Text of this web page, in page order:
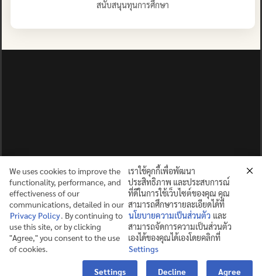
สนับสนุนทุนการศึกษา
We uses cookies to improve the
functionality, performance, and
effectiveness of our
communications, detailed in our
Privacy Policy. By continuing to
use this site, or by clicking
"Agree," you consent to the use
of cookies.
เราใช้คุกกี้เพื่อพัฒนา
ประสิทธิภาพ และประสบการณ์
ที่ดีในการใช้เว็บไซต์ของคุณ คุณ
สามารถศึกษารายละเอียดได้ที่
นโยบายความเป็นส่วนตัว และ
สามารถจัดการความเป็นส่วนตัว
เองได้ของคุณได้เองโดยคลิกที่
Settings
Settings Decline Agree
Contact us